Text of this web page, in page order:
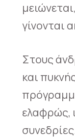
γίνονται
Στους
και
ελαφρώς,